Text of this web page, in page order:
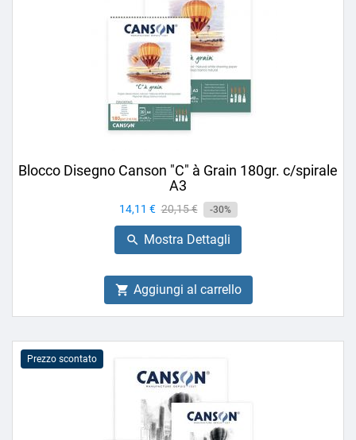
Blocco Disegno Canson "C" à Grain 180gr. c/spirale
A3
Prezzo
14,11 € Prezzo
base
20,15 € -30%
 Mostra Dettagli
 Aggiungi al carrello
Prezzo scontato